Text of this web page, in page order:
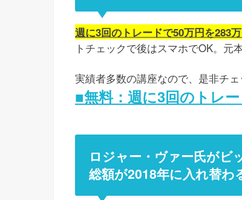
週に3回のトレードで50万円を283
トチェックで後はスマホでOK。元
実績者多数の講座なので、是非チェ
■無料：週に3回のトレ
ロジャー・ヴァー氏が
総額が2018年に入れ替わ